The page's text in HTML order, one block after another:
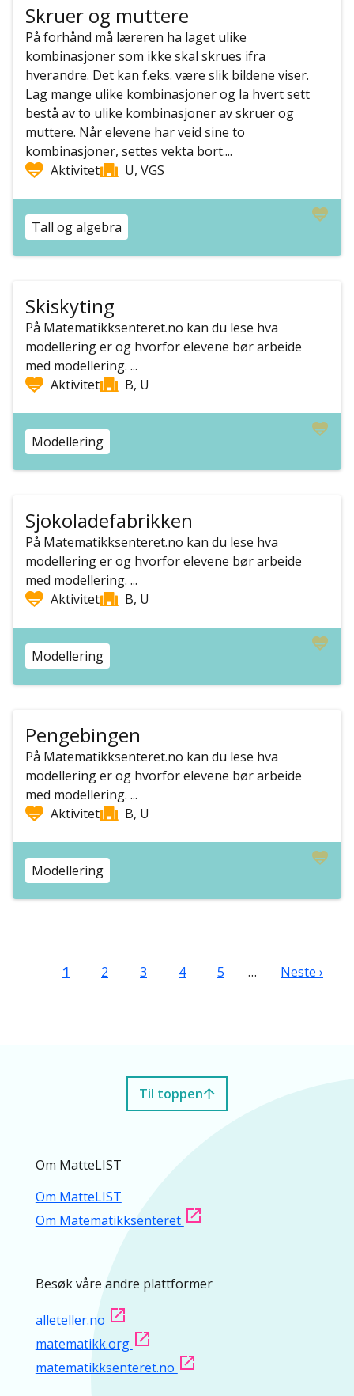
Skruer og muttere
På forhånd må læreren ha laget ulike
kombinasjoner som ikke skal skrues ifra
hverandre. Det kan f.eks. være slik bildene viser.
Lag mange ulike kombinasjoner og la hvert sett
bestå av to ulike kombinasjoner av skruer og
muttere. Når elevene har veid sine to
kombinasjoner, settes vekta bort....
Aktivitet
U, VGS
Tall og algebra
Skiskyting
På Matematikksenteret.no kan du lese hva
modellering er og hvorfor elevene bør arbeide
med modellering. ...
Aktivitet
B, U
Modellering
Sjokoladefabrikken
På Matematikksenteret.no kan du lese hva
modellering er og hvorfor elevene bør arbeide
med modellering. ...
Aktivitet
B, U
Modellering
Pengebingen
På Matematikksenteret.no kan du lese hva
modellering er og hvorfor elevene bør arbeide
med modellering. ...
Aktivitet
B, U
Modellering
SiderNåværende side
1 Side
2 Side
3 Side
4 Side
5 … Neste side
Neste ›
Til toppen
Om MatteLIST
Om MatteLIST
Om Matematikksenteret
Besøk våre andre plattformer
alleteller.no
matematikk.org
matematikksenteret.no